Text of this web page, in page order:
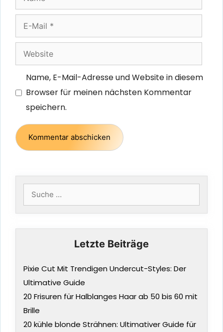
Mail
Website
Name, E-Mail-Adresse und Website in diesem
Browser für meinen nächsten Kommentar
speichern.
Suche
nach:
Letzte Beiträge
Pixie Cut Mit Trendigen Undercut-Styles: Der
Ultimative Guide
20 Frisuren für Halblanges Haar ab 50 bis 60 mit
Brille
20 kühle blonde Strähnen: Ultimativer Guide für